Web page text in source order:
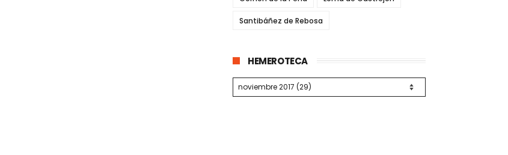
Santibáñez de Rebosa
HEMEROTECA